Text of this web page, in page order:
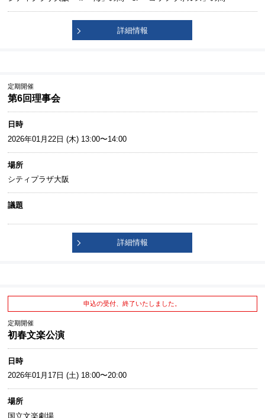
詳細情報
定期開催
第6回理事会
日時
2026年01月22日 (木) 13:00〜14:00
場所
シティプラザ大阪
議題
詳細情報
申込の受付、終了いたしました。
定期開催
初春文楽公演
日時
2026年01月17日 (土) 18:00〜20:00
場所
国立文楽劇場